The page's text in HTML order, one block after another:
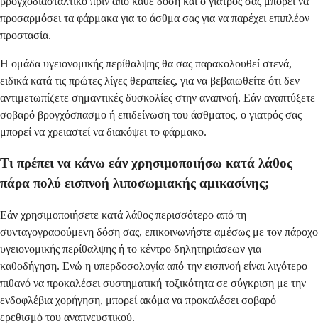
προσαρμόσει τα φάρμακα για το άσθμα σας για να παρέχει επιπλέον
προστασία.
Η ομάδα υγειονομικής περίθαλψης θα σας παρακολουθεί στενά,
ειδικά κατά τις πρώτες λίγες θεραπείες, για να βεβαιωθείτε ότι δεν
αντιμετωπίζετε σημαντικές δυσκολίες στην αναπνοή. Εάν αναπτύξετε
σοβαρό βρογχόσπασμο ή επιδείνωση του άσθματος, ο γιατρός σας
μπορεί να χρειαστεί να διακόψει το φάρμακο.
Τι πρέπει να κάνω εάν χρησιμοποιήσω κατά λάθος
πάρα πολύ εισπνοή λιποσωμιακής αμικασίνης;
Εάν χρησιμοποιήσετε κατά λάθος περισσότερο από τη
συνταγογραφούμενη δόση σας, επικοινωνήστε αμέσως με τον πάροχο
υγειονομικής περίθαλψης ή το κέντρο δηλητηριάσεων για
καθοδήγηση. Ενώ η υπερδοσολογία από την εισπνοή είναι λιγότερο
πιθανό να προκαλέσει συστηματική τοξικότητα σε σύγκριση με την
ενδοφλέβια χορήγηση, μπορεί ακόμα να προκαλέσει σοβαρό
ερεθισμό του αναπνευστικού.